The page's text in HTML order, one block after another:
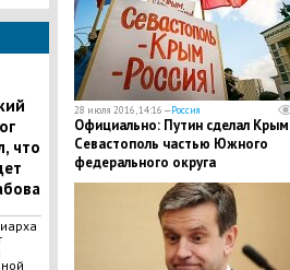
что
28 июля 2016, 14:16 —Россия
Официально: Путин сделал
Севастополь частью Южного
федерального округа